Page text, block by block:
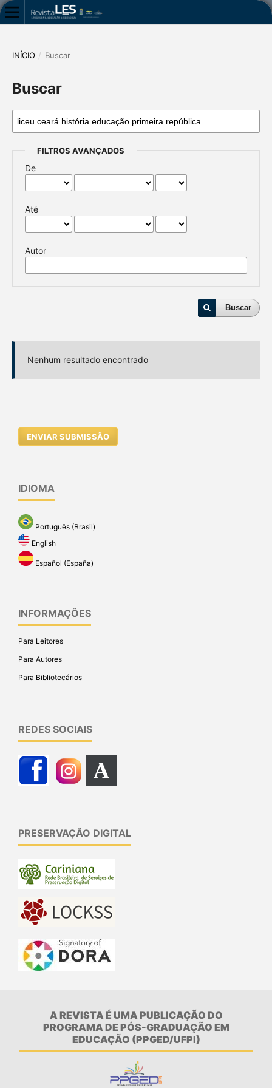
INÍCIO / Buscar
Buscar
FILTROS AVANÇADOS
De
Até
Autor
Buscar
Nenhum resultado encontrado
ENVIAR SUBMISSÃO
IDIOMA
Português (Brasil)
English
Español (España)
INFORMAÇÕES
Para Leitores
Para Autores
Para Bibliotecários
REDES SOCIAIS
PRESERVAÇÃO DIGITAL
A REVISTA É UMA PUBLICAÇÃO DO
PROGRAMA DE PÓS-GRADUAÇÃO EM
EDUCAÇÃO (PPGED/UFPI)